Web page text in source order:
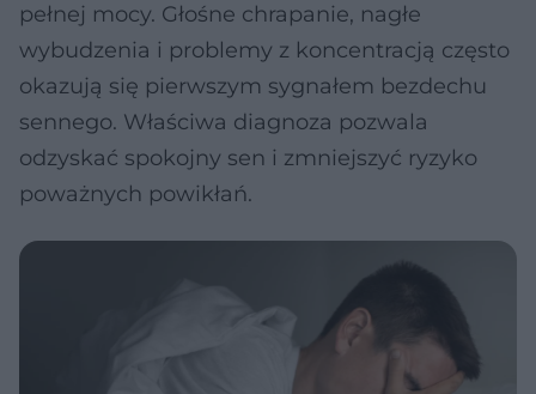
pełnej mocy. Głośne chrapanie, nagłe
wybudzenia i problemy z koncentracją często
okazują się pierwszym sygnałem bezdechu
sennego. Właściwa diagnoza pozwala
odzyskać spokojny sen i zmniejszyć ryzyko
poważnych powikłań.